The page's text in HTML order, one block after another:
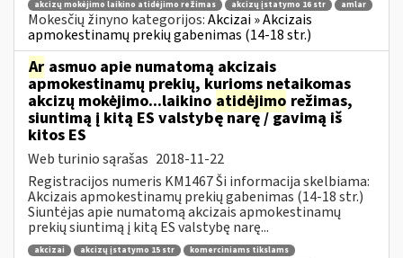
akcizų mokėjimo laikino atidėjimo režimas
akcizų įstatymo 16 str amlar
Mokesčių žinyno kategorijos:Akcizai » Akcizais
apmokestinamų prekių gabenimas (14-18 str.)
Ar asmuo apie numatomą akcizais
apmokestinamų prekių, kurioms netaikomas
akcizų mokėjimo...laikino atidėjimo režimas,
siuntimą į kitą ES valstybę narę / gavimą iš
kitos ES
Web turinio sąrašas 2018-11-22
Registracijos numeris KM1467 Ši informacija skelbiama:
Akcizais apmokestinamų prekių gabenimas (14-18 str.)
Siuntėjas apie numatomą akcizais apmokestinamų
prekių siuntimą į kitą ES valstybę narę...
akcizai akcizų įstatymo 15 str
komerciniams tikslams